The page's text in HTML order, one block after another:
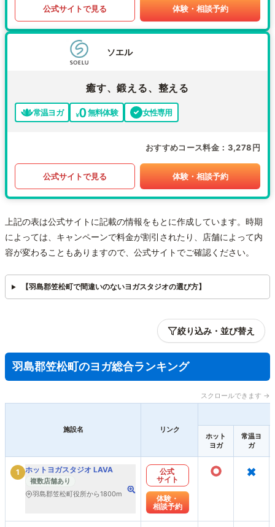
公式サイトで見る 体験・相談予約
ソエル
癒す、鍛える、整える
常温ヨガ 無料体験 女性専用
おすすめコース料金 3,278円
公式サイトで見る 体験・相談予約
上記の表は公式サイトに記載の情報をもとに作成しています。時期
によっては、キャンペーンで料金が割引されたり、店舗によって内
容が変わることもありますので、公式サイトでご確認ください。
【羽島郡笠松町で間違いのないヨガスタジオの選び方】
絞り込み・並び替え
羽島郡笠松町のヨガ総合ランキング
スクロールできます →
施設名 リンク
ホット
ヨガ
常温ヨ
ガ
1 ホットヨガスタジオ LAVA
複数店舗あり
羽島郡笠松町役所から1800m
公式
サイト
体験・
相談予約
○ ×